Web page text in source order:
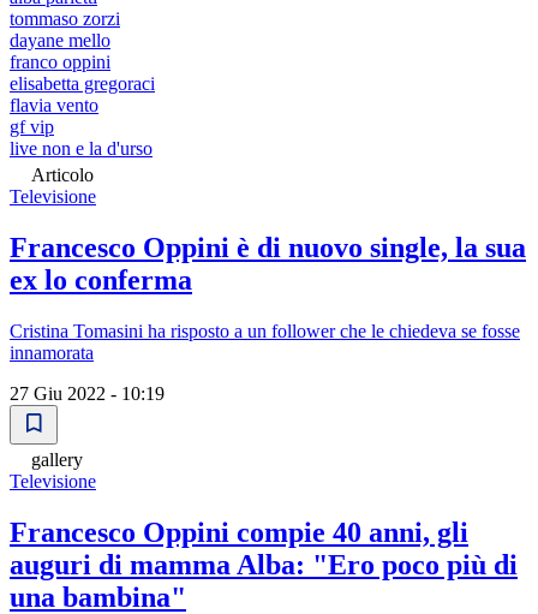
tommaso zorzi
dayane mello
franco oppini
elisabetta gregoraci
flavia vento
gf vip
live non e la d'urso
Articolo
Televisione
Francesco Oppini è di nuovo single, la sua
ex lo conferma
Cristina Tomasini ha risposto a un follower che le chiedeva se fosse
innamorata
27 Giu 2022 - 10:19
gallery
Televisione
Francesco Oppini compie 40 anni, gli
auguri di mamma Alba: "Ero poco più di
una bambina"